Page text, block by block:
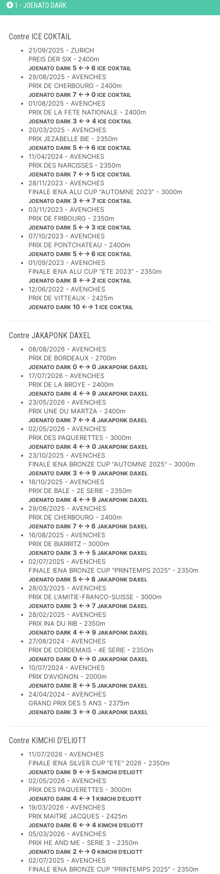
1 - JOENATO DARK
Contre ICE COKTAIL
21/09/2025 - ZURICH
PREIS DER SIX - 2400m
JOENATO DARK 5 ←→ 6 ICE COKTAIL
29/08/2025 - AVENCHES
PRIX DE CHERBOURG - 2400m
JOENATO DARK 7 ←→ 0 ICE COKTAIL
01/08/2025 - AVENCHES
PRIX DE LA FETE NATIONALE - 2400m
JOENATO DARK 3 ←→ 4 ICE COKTAIL
20/03/2025 - AVENCHES
PRIX JEZABELLE BIE - 2350m
JOENATO DARK 5 ←→ 6 ICE COKTAIL
11/04/2024 - AVENCHES
PRIX DES NARCISSES - 2350m
JOENATO DARK 7 ←→ 5 ICE COKTAIL
28/11/2023 - AVENCHES
FINALE IENA ALU CUP "AUTOMNE 2023" - 3000m
JOENATO DARK 3 ←→ 7 ICE COKTAIL
03/11/2023 - AVENCHES
PRIX DE FRIBOURG - 2350m
JOENATO DARK 5 ←→ 3 ICE COKTAIL
07/10/2023 - AVENCHES
PRIX DE PONTCHATEAU - 2400m
JOENATO DARK 5 ←→ 6 ICE COKTAIL
01/09/2023 - AVENCHES
FINALE IENA ALU CUP "ETE 2023" - 2350m
JOENATO DARK 8 ←→ 2 ICE COKTAIL
12/06/2022 - AVENCHES
PRIX DE VITTEAUX - 2425m
JOENATO DARK 10 ←→ 1 ICE COKTAIL
Contre JAKAPONK DAXEL
08/08/2026 - AVENCHES
PRIX DE BORDEAUX - 2700m
JOENATO DARK 0 ←→ 0 JAKAPONK DAXEL
17/07/2026 - AVENCHES
PRIX DE LA BROYE - 2400m
JOENATO DARK 4 ←→ 9 JAKAPONK DAXEL
23/05/2026 - AVENCHES
PRIX UNE DU MARTZA - 2400m
JOENATO DARK 7 ←→ 4 JAKAPONK DAXEL
02/05/2026 - AVENCHES
PRIX DES PAQUERETTES - 3000m
JOENATO DARK 4 ←→ 0 JAKAPONK DAXEL
23/10/2025 - AVENCHES
FINALE IENA BRONZE CUP "AUTOMNE 2025" - 3000m
JOENATO DARK 3 ←→ 9 JAKAPONK DAXEL
16/10/2025 - AVENCHES
PRIX DE BALE - 2E SERIE - 2350m
JOENATO DARK 4 ←→ 9 JAKAPONK DAXEL
29/08/2025 - AVENCHES
PRIX DE CHERBOURG - 2400m
JOENATO DARK 7 ←→ 6 JAKAPONK DAXEL
16/08/2025 - AVENCHES
PRIX DE BIARRITZ - 3000m
JOENATO DARK 3 ←→ 5 JAKAPONK DAXEL
02/07/2025 - AVENCHES
FINALE IENA BRONZE CUP "PRINTEMPS 2025" - 2350m
JOENATO DARK 5 ←→ 8 JAKAPONK DAXEL
28/03/2025 - AVENCHES
PRIX DE L'AMITIE-FRANCO-SUISSE - 3000m
JOENATO DARK 3 ←→ 7 JAKAPONK DAXEL
28/02/2025 - AVENCHES
PRIX INA DU RIB - 2350m
JOENATO DARK 4 ←→ 9 JAKAPONK DAXEL
27/08/2024 - AVENCHES
PRIX DE CORDEMAIS - 4E SERIE - 2350m
JOENATO DARK 0 ←→ 0 JAKAPONK DAXEL
10/07/2024 - AVENCHES
PRIX D'AVIGNON - 2000m
JOENATO DARK 8 ←→ 5 JAKAPONK DAXEL
24/04/2024 - AVENCHES
GRAND PRIX DES 5 ANS - 2375m
JOENATO DARK 3 ←→ 0 JAKAPONK DAXEL
Contre KIMCHI D'ELIOTT
11/07/2026 - AVENCHES
FINALE IENA SILVER CUP "ETE" 2026 - 2350m
JOENATO DARK 9 ←→ 5 KIMCHI D'ELIOTT
02/05/2026 - AVENCHES
PRIX DES PAQUERETTES - 3000m
JOENATO DARK 4 ←→ 1 KIMCHI D'ELIOTT
19/03/2026 - AVENCHES
PRIX MAITRE JACQUES - 2425m
JOENATO DARK 6 ←→ 4 KIMCHI D'ELIOTT
05/03/2026 - AVENCHES
PRIX HE AND ME - SERIE 3 - 2350m
JOENATO DARK 2 ←→ 0 KIMCHI D'ELIOTT
02/07/2025 - AVENCHES
FINALE IENA BRONZE CUP "PRINTEMPS 2025" - 2350m